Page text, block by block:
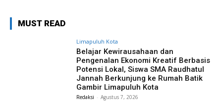
MUST READ
Limapuluh Kota
Belajar Kewirausahaan dan
Pengenalan Ekonomi Kreatif Berbasis
Potensi Lokal, Siswa SMA Raudhatul
Jannah Berkunjung ke Rumah Batik
Gambir Limapuluh Kota
Redaksi - Agustus 7, 2026